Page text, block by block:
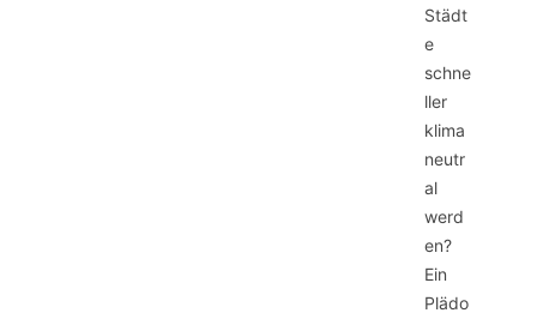
Städt
e
schne
ller
klima
neutr
al
werd
en?
Ein
Plädo